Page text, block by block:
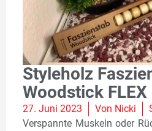
Styleholz
Woodstick FLEX
27. Juni 2023 Von Nicki
Verspannte Muskeln oder